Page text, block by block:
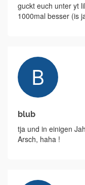
guckt euch unter yt
1000mal besser (is
blub
tja und in einigen
Arsch, haha !